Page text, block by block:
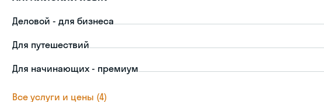
Деловой - для бизнеса
Для путешествий
Для начинающих - премиум
Все услуги и цены (4)